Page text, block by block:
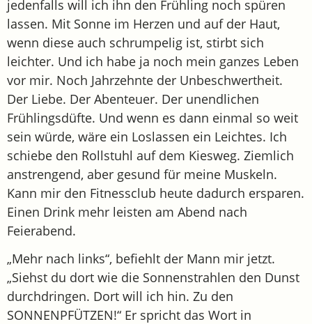
jedenfalls will ich ihn den Frühling noch spüren
lassen. Mit Sonne im Herzen und auf der Haut,
wenn diese auch schrumpelig ist, stirbt sich
leichter. Und ich habe ja noch mein ganzes Leben
vor mir. Noch Jahrzehnte der Unbeschwertheit.
Der Liebe. Der Abenteuer. Der unendlichen
Frühlingsdüfte. Und wenn es dann einmal so weit
sein würde, wäre ein Loslassen ein Leichtes. Ich
schiebe den Rollstuhl auf dem Kiesweg. Ziemlich
anstrengend, aber gesund für meine Muskeln.
Kann mir den Fitnessclub heute dadurch ersparen.
Einen Drink mehr leisten am Abend nach
Feierabend.
„Mehr nach links“, befiehlt der Mann mir jetzt.
„Siehst du dort wie die Sonnenstrahlen den Dunst
durchdringen. Dort will ich hin. Zu den
SONNENPFÜTZEN!“ Er spricht das Wort in